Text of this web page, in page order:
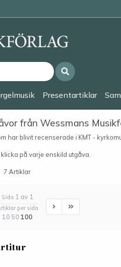
Presentartiklar
från Wessmans
har blivit recenserade i KMT -
på varje enskild utgåva.
7 Artiklar
Sida 1 av 1
per sida
10 50 100
Next Last